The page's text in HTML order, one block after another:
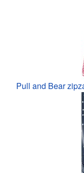
Pull and Bear